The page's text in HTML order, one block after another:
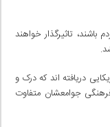
تاثیرگذار خواهند
دریافته اند که درک و
فرهنگی جوامعشان متفاوت